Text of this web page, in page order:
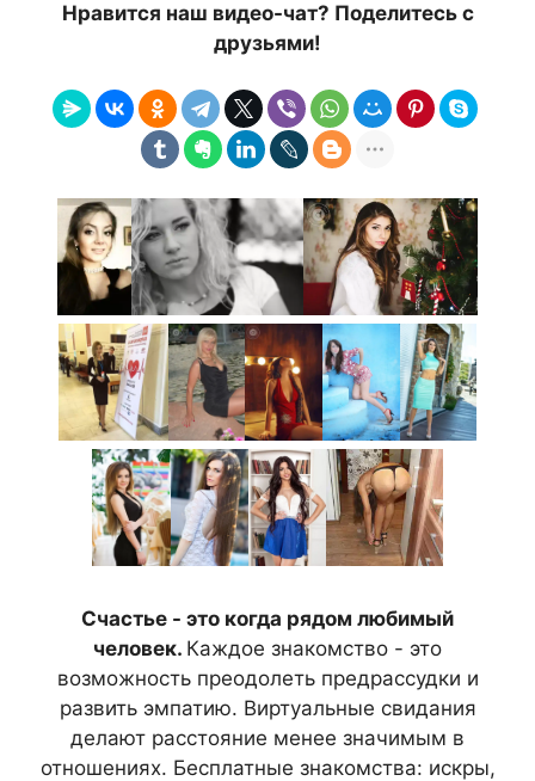
Нравится наш видео-чат? Поделитесь с
друзьями!
Счастье - это когда рядом любимый
человек. Каждое знакомство - это
возможность преодолеть предрассудки и
развить эмпатию. Виртуальные свидания
делают расстояние менее значимым в
отношениях. Бесплатные знакомства: искры,